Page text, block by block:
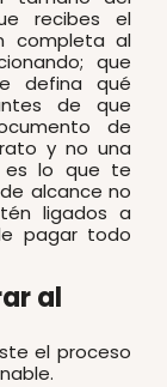
recibes el
completa al
que
defina qué
de que
de
y no una
es lo que te
alcance no
ligados a
pagar todo
al
el proceso